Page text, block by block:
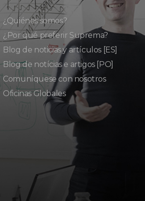
¿Quiénes somos?
¿Por qué preferir Suprema?
Blog de noticias y artículos [ES]
Blog de notícias e artigos [PO]
Comuníquese con nosotros
Oficinas Globales